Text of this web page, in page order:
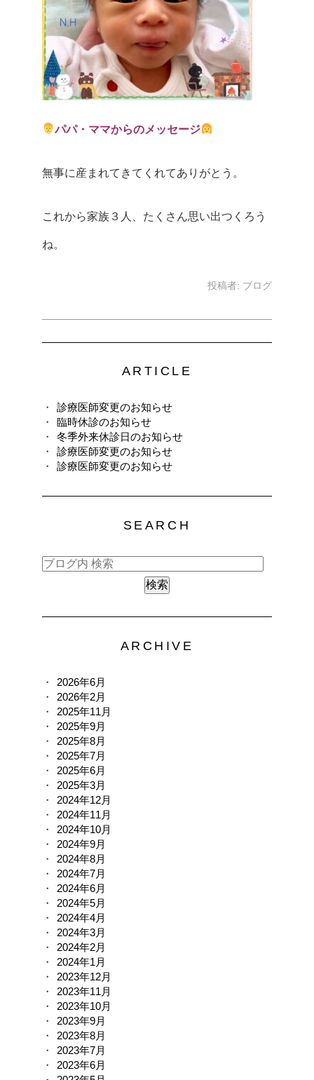
パパ・ママからのメッセージ
無事に産まれてきてくれてありがとう。
これから家族３人、たくさん思い出つくろう
ね。
投稿者: ブログ
ARTICLE
診療医師変更のお知らせ
臨時休診のお知らせ
冬季外来休診日のお知らせ
診療医師変更のお知らせ
診療医師変更のお知らせ
SEARCH
ARCHIVE
2026年6月
2026年2月
2025年11月
2025年9月
2025年8月
2025年7月
2025年6月
2025年3月
2024年12月
2024年11月
2024年10月
2024年9月
2024年8月
2024年7月
2024年6月
2024年5月
2024年4月
2024年3月
2024年2月
2024年1月
2023年12月
2023年11月
2023年10月
2023年9月
2023年8月
2023年7月
2023年6月